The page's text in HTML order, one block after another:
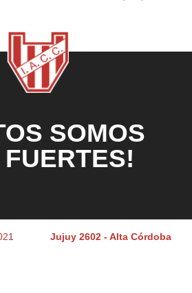
SOMOS
Jujuy 2602 - Alta Córdoba